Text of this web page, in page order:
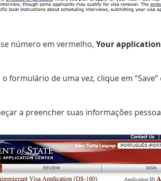
número em vermelho, Your
formulário de uma vez, clique em
a preencher suas informações